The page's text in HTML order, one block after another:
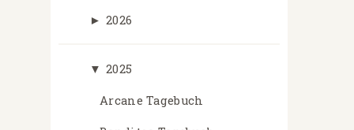
► 2026
▼ 2025
Arcane Tagebuch